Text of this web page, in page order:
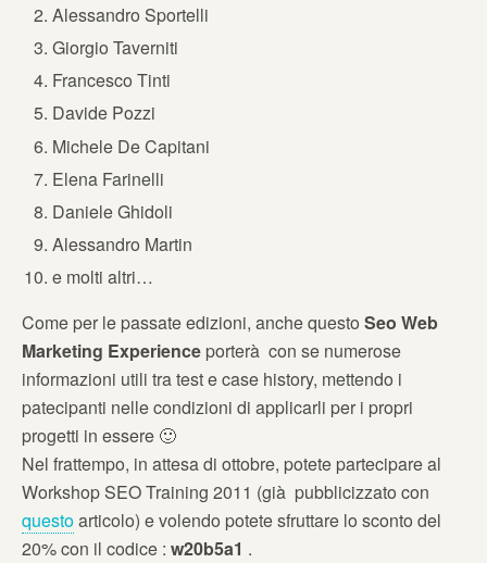
Alessandro Sportelli
Giorgio Taverniti
Francesco Tinti
Davide Pozzi
Michele De Capitani
Elena Farinelli
Daniele Ghidoli
Alessandro Martin
e molti altri…
Come per le passate edizioni, anche questo Seo Web
Marketing Experience porterà con se numerose
informazioni utili tra test e case history, mettendo i
patecipanti nelle condizioni di applicarli per i propri
progetti in essere 🙂
Nel frattempo, in attesa di ottobre, potete partecipare al
Workshop SEO Training 2011 (già pubblicizzato con
questoarticolo) e volendo potete sfruttare lo sconto del
20% con il codice : w20b5a1 .